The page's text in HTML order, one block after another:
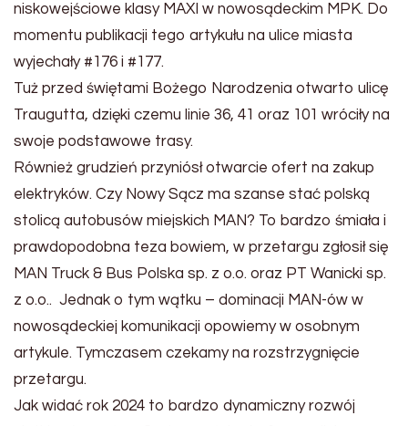
niskowejściowe klasy MAXI w nowosądeckim MPK. Do
momentu publikacji tego artykułu na ulice miasta
wyjechały #176 i #177.
Tuż przed świętami Bożego Narodzenia otwarto ulicę
Traugutta, dzięki czemu linie 36, 41 oraz 101 wróciły na
swoje podstawowe trasy.
Również grudzień przyniósł otwarcie ofert na zakup
elektryków. Czy Nowy Sącz ma szanse stać polską
stolicą autobusów miejskich MAN? To bardzo śmiała i
prawdopodobna teza bowiem, w przetargu zgłosił się
MAN Truck & Bus Polska sp. z o.o. oraz PT Wanicki sp.
z o.o.. Jednak o tym wątku – dominacji MAN-ów w
nowosądeckiej komunikacji opowiemy w osobnym
artykule. Tymczasem czekamy na rozstrzygnięcie
przetargu.
Jak widać rok 2024 to bardzo dynamiczny rozwój